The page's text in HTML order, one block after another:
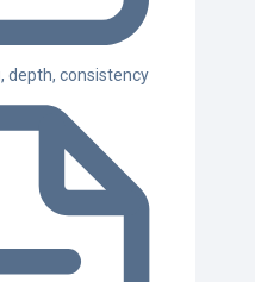
depth, consistency